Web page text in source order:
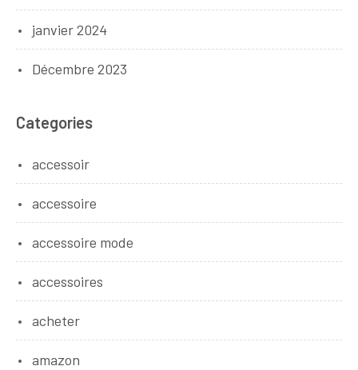
janvier 2024
Décembre 2023
Categories
accessoir
accessoire
accessoire mode
accessoires
acheter
amazon